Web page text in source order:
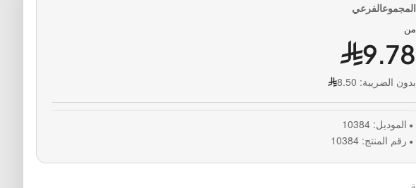
من
9.78
بدون الضريبة: 8.50
الموديل: 10384
رقم المنتج: 10384